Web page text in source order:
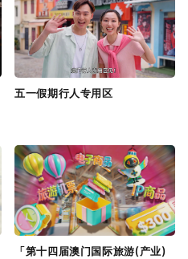
五一假期行人专用区
「第十四届澳门国际旅游(产业)